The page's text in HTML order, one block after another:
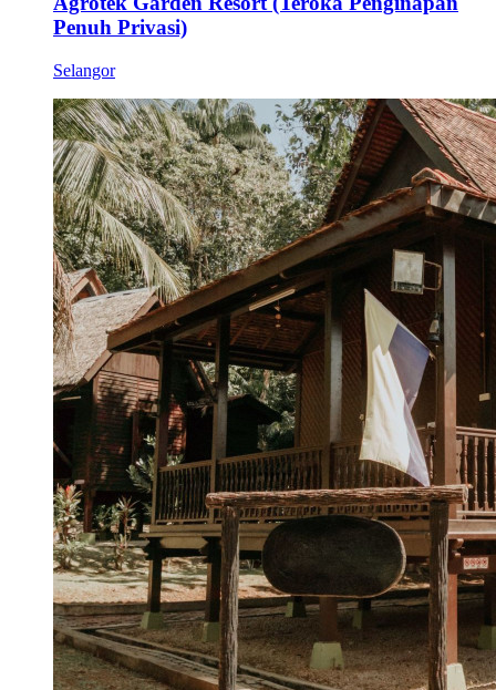
Penuh Privasi)
Selangor